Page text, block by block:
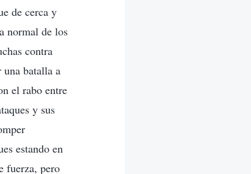
de cerca y
normal de los
contra
batalla a
el rabo entre
y sus
estando en
fuerza, pero